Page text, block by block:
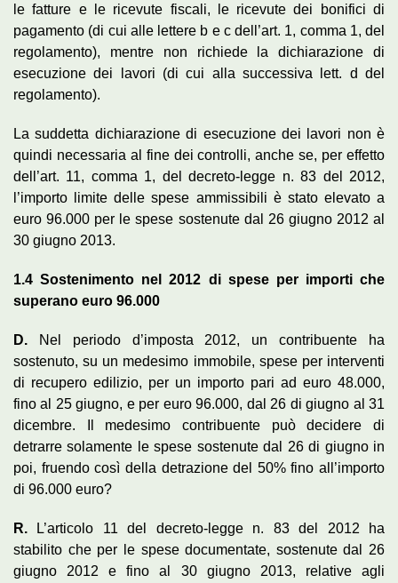
le fatture e le ricevute fiscali, le ricevute dei bonifici di
pagamento (di cui alle lettere b e c dell’art. 1, comma 1, del
regolamento), mentre non richiede la dichiarazione di
esecuzione dei lavori (di cui alla successiva lett. d del
regolamento).
La suddetta dichiarazione di esecuzione dei lavori non è
quindi necessaria al fine dei controlli, anche se, per effetto
dell’art. 11, comma 1, del decreto-legge n. 83 del 2012,
l’importo limite delle spese ammissibili è stato elevato a
euro 96.000 per le spese sostenute dal 26 giugno 2012 al
30 giugno 2013.
1.4Sostenimento nel 2012 di spese per importi che
superano euro 96.000
D. Nel periodo d’imposta 2012, un contribuente ha
sostenuto, su un medesimo immobile, spese per interventi
di recupero edilizio, per un importo pari ad euro 48.000,
fino al 25 giugno, e per euro 96.000, dal 26 di giugno al 31
dicembre. Il medesimo contribuente può decidere di
detrarre solamente le spese sostenute dal 26 di giugno in
poi, fruendo così della detrazione del 50% fino all’importo
di 96.000 euro?
R. L’articolo 11 del decreto-legge n. 83 del 2012 ha
stabilito che per le spese documentate, sostenute dal 26
giugno 2012 e fino al 30 giugno 2013, relative agli